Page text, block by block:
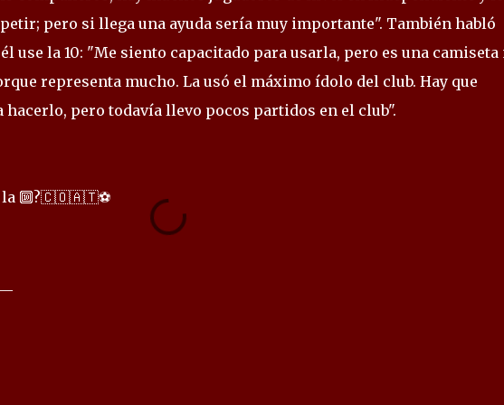
pero si llega una ayuda sería muy importante". También habló
use la 10: "Me siento capacitado para usarla, pero es una camiseta
representa mucho. La usó el máximo ídolo del club. Hay que
hacerlo, pero todavía llevo pocos partidos en el club".
la 🔟?🇨🇴🇦🇹⚽